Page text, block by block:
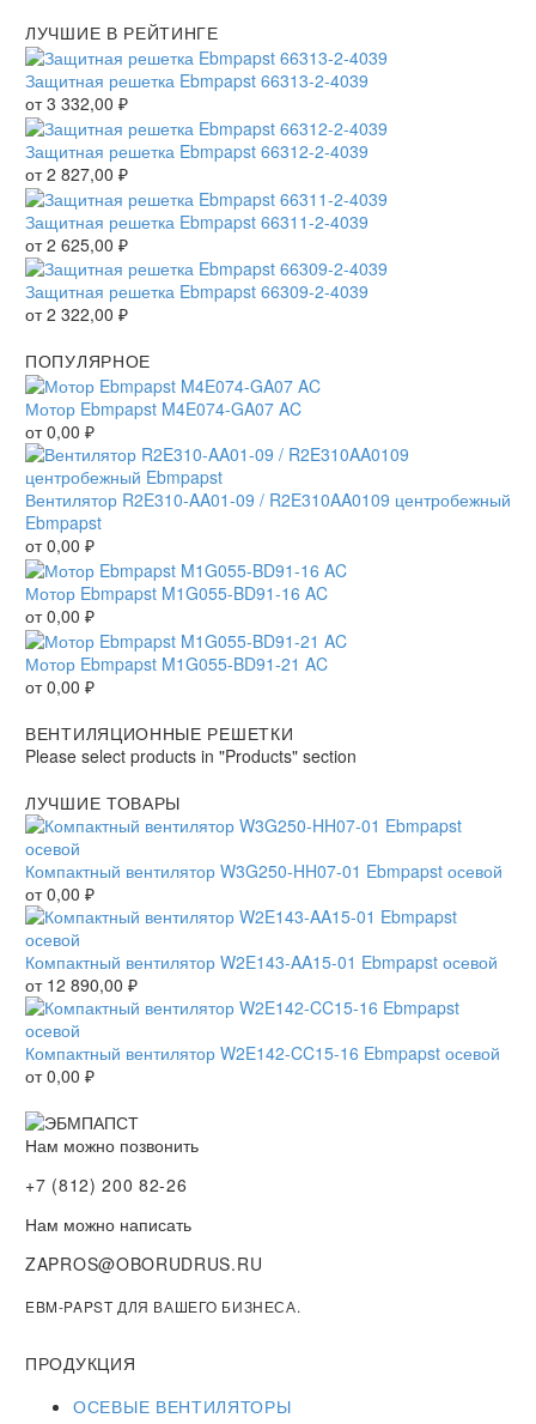
ЛУЧШИЕ В РЕЙТИНГЕ
Защитная решетка Ebmpapst 66313-2-4039
от3 332,00 ₽
Защитная решетка Ebmpapst 66312-2-4039
от2 827,00 ₽
Защитная решетка Ebmpapst 66311-2-4039
от2 625,00 ₽
Защитная решетка Ebmpapst 66309-2-4039
от2 322,00 ₽
ПОПУЛЯРНОЕ
Мотор Ebmpapst M4E074-GA07 AC
от0,00 ₽
Вентилятор R2E310-AA01-09 / R2E310AA0109 центробежный
Ebmpapst
от0,00 ₽
Мотор Ebmpapst M1G055-BD91-16 AC
от0,00 ₽
Мотор Ebmpapst M1G055-BD91-21 AC
от0,00 ₽
ВЕНТИЛЯЦИОННЫЕ РЕШЕТКИ
Please select products in "Products" section
ЛУЧШИЕ ТОВАРЫ
Компактный вентилятор W3G250-HH07-01 Ebmpapst осевой
от0,00 ₽
Компактный вентилятор W2E143-AA15-01 Ebmpapst осевой
от 12 890,00 ₽
Компактный вентилятор W2E142-CC15-16 Ebmpapst осевой
от0,00 ₽
Нам можно позвонить
+7 (812) 200 82-26
Нам можно написать
ZAPROS@OBORUDRUS.RU
EBM-PAPST ДЛЯ ВАШЕГО БИЗНЕСА.
ПРОДУКЦИЯ
ОСЕВЫЕ ВЕНТИЛЯТОРЫ